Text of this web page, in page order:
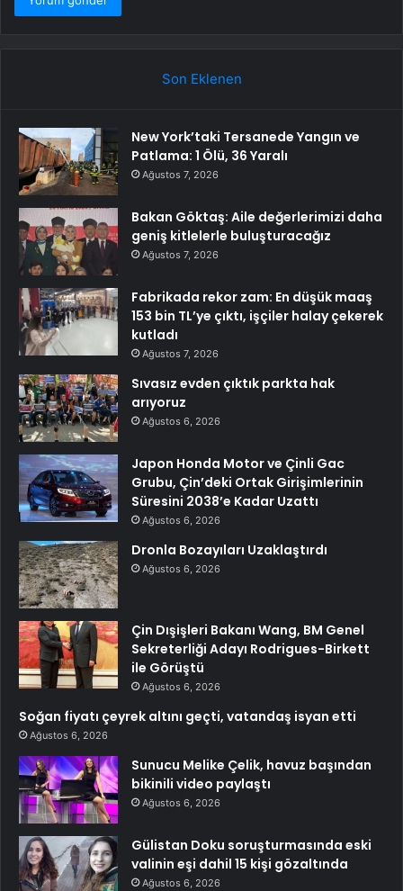
Son Eklenen
New York’taki Tersanede Yangın ve
Patlama: 1 Ölü, 36 Yaralı
Ağustos 7, 2026
Bakan Göktaş: Aile değerlerimizi daha
geniş kitlelerle buluşturacağız
Ağustos 7, 2026
Fabrikada rekor zam: En düşük maaş
153 bin TL’ye çıktı, işçiler halay çekerek
kutladı
Ağustos 7, 2026
Sıvasız evden çıktık parkta hak
arıyoruz
Ağustos 6, 2026
Japon Honda Motor ve Çinli Gac
Grubu, Çin’deki Ortak Girişimlerinin
Süresini 2038’e Kadar Uzattı
Ağustos 6, 2026
Dronla Bozayıları Uzaklaştırdı
Ağustos 6, 2026
Çin Dışişleri Bakanı Wang, BM Genel
Sekreterliği Adayı Rodrigues-Birkett
ile Görüştü
Ağustos 6, 2026
Soğan fiyatı çeyrek altını geçti, vatandaş isyan etti
Ağustos 6, 2026
Sunucu Melike Çelik, havuz başından
bikinili video paylaştı
Ağustos 6, 2026
Gülistan Doku soruşturmasında eski
valinin eşi dahil 15 kişi gözaltında
Ağustos 6, 2026